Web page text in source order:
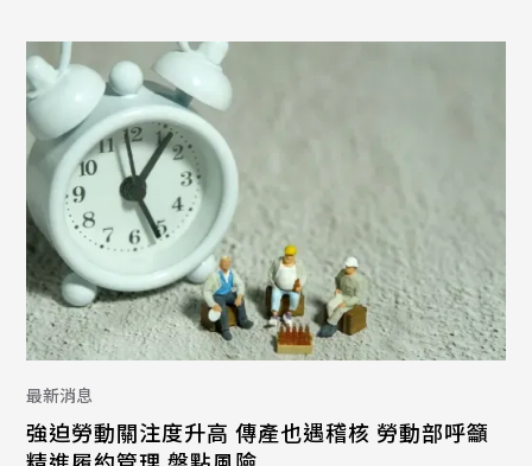
最新消息
強迫勞動關注度升高 傳產也遇稽核 勞動部呼籲